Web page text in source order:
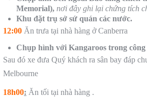
Memorial), nơi đây ghi lại chứng tích
Khu đặt trụ sở sứ quán các nước.
12:00 Ăn trưa tại nhà hàng ở Canberra
Chụp hình với Kangaroos trong
Sau đó xe đưa Quý khách ra sân bay đáp
Melbourne
18h00: Ăn tối tại nhà hàng .